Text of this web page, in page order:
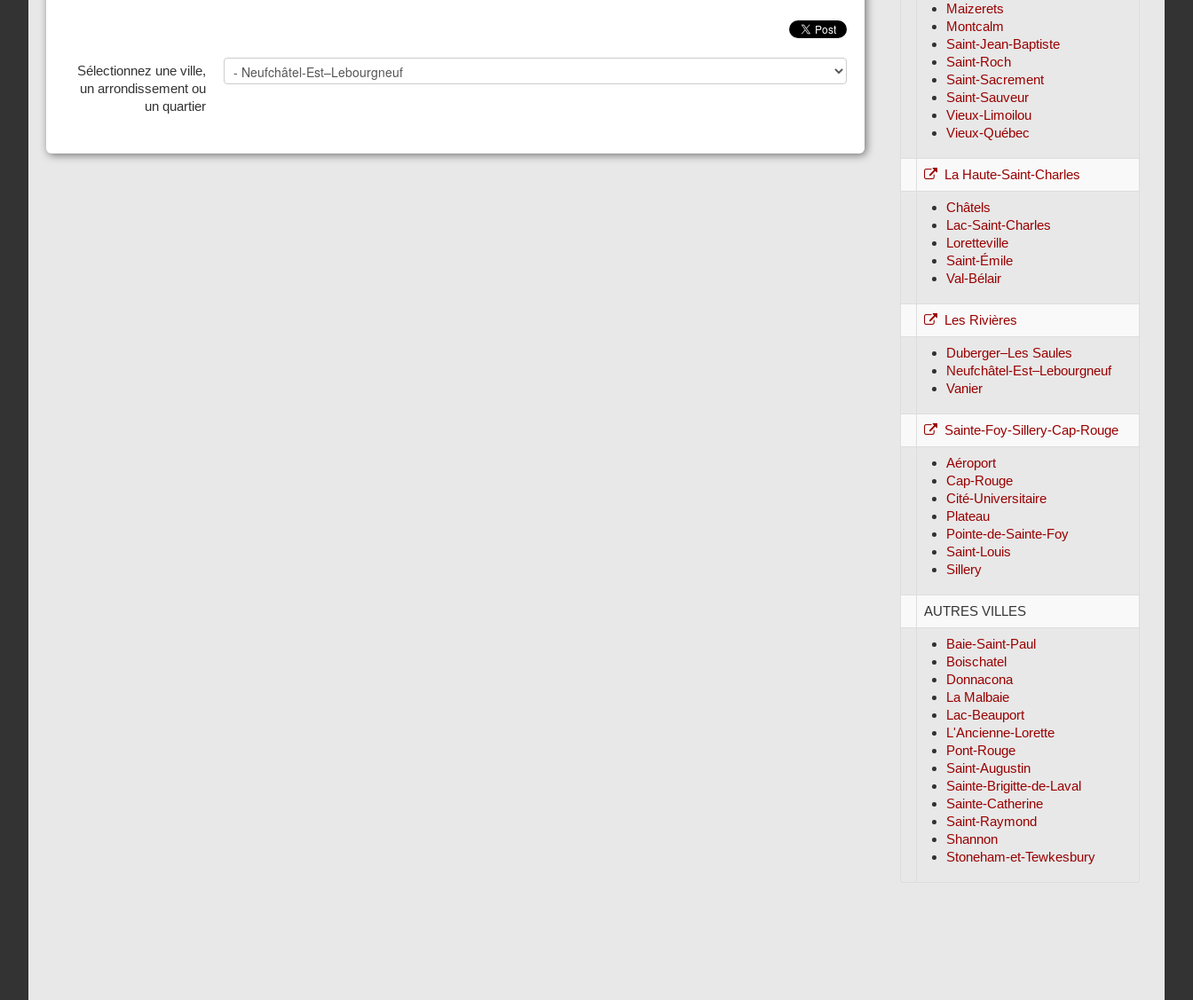
Sélectionnez une ville,
un arrondissement ou
un quartier
Maizerets
Montcalm
Saint-Jean-Baptiste
Saint-Roch
Saint-Sacrement
Saint-Sauveur
Vieux-Limoilou
Vieux-Québec
La Haute-Saint-Charles
Châtels
Lac-Saint-Charles
Loretteville
Saint-Émile
Val-Bélair
Les Rivières
Duberger–Les Saules
Neufchâtel-Est–Lebourgneuf
Vanier
Sainte-Foy-Sillery-Cap-Rouge
Aéroport
Cap-Rouge
Cité-Universitaire
Plateau
Pointe-de-Sainte-Foy
Saint-Louis
Sillery
AUTRES VILLES
Baie-Saint-Paul
Boischatel
Donnacona
La Malbaie
Lac-Beauport
L'Ancienne-Lorette
Pont-Rouge
Saint-Augustin
Sainte-Brigitte-de-Laval
Sainte-Catherine
Saint-Raymond
Shannon
Stoneham-et-Tewkesbury